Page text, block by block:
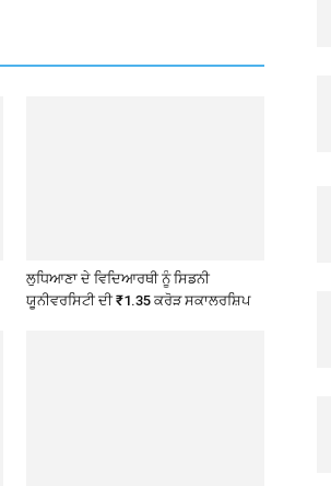
ਲੁਧਿਆਣਾ ਦੇ ਵਿਦਿਆਰਥੀ ਨੂੰ ਸਿਡਨੀ
ਯੂਨੀਵਰਸਿਟੀ ਦੀ ₹1.35 ਕਰੋੜ ਸਕਾਲਰਸ਼ਿਪ